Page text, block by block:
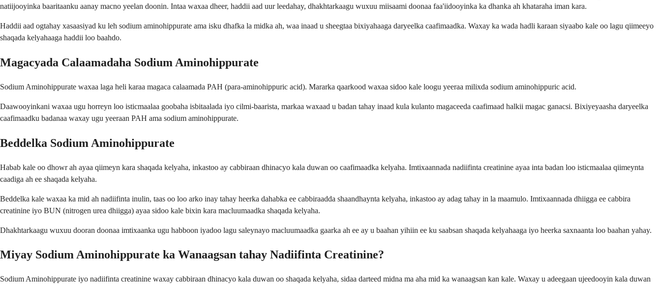
natiijooyinka baaritaanku aanay macno yeelan doonin. Intaa waxaa dheer, haddii aad uur leedahay, dhakhtarkaagu wuxuu miisaami doonaa faa'iidooyinka ka dhanka ah khataraha iman kara.
Haddii aad ogtahay xasaasiyad ku leh sodium aminohippurate ama isku dhafka la midka ah, waa inaad u sheegtaa bixiyahaaga daryeelka caafimaadka. Waxay ka wada hadli karaan siyaabo kale oo lagu qiimeeyo
shaqada kelyahaaga haddii loo baahdo.
Magacyada Calaamadaha Sodium Aminohippurate
Sodium Aminohippurate waxaa laga heli karaa magaca calaamada PAH (para-aminohippuric acid). Mararka qaarkood waxaa sidoo kale loogu yeeraa milixda sodium aminohippuric acid.
Daawooyinkani waxaa ugu horreyn loo isticmaalaa goobaha isbitaalada iyo cilmi-baarista, markaa waxaad u badan tahay inaad kula kulanto magaceeda caafimaad halkii magac ganacsi. Bixiyeyaasha daryeelka
caafimaadku badanaa waxay ugu yeeraan PAH ama sodium aminohippurate.
Beddelka Sodium Aminohippurate
Habab kale oo dhowr ah ayaa qiimeyn kara shaqada kelyaha, inkastoo ay cabbiraan dhinacyo kala duwan oo caafimaadka kelyaha. Imtixaannada nadiifinta creatinine ayaa inta badan loo isticmaalaa qiimeynta
caadiga ah ee shaqada kelyaha.
Beddelka kale waxaa ka mid ah nadiifinta inulin, taas oo loo arko inay tahay heerka dahabka ee cabbiraadda shaandhaynta kelyaha, inkastoo ay adag tahay in la maamulo. Imtixaannada dhiigga ee cabbira
creatinine iyo BUN (nitrogen urea dhiigga) ayaa sidoo kale bixin kara macluumaadka shaqada kelyaha.
Dhakhtarkaagu wuxuu dooran doonaa imtixaanka ugu habboon iyadoo lagu saleynayo macluumaadka gaarka ah ee ay u baahan yihiin ee ku saabsan shaqada kelyahaaga iyo heerka saxnaanta loo baahan yahay.
Miyay Sodium Aminohippurate ka Wanaagsan tahay Nadiifinta Creatinine?
Sodium Aminohippurate iyo nadiifinta creatinine waxay cabbiraan dhinacyo kala duwan oo shaqada kelyaha, sidaa darteed midna ma aha mid ka wanaagsan kan kale. Waxay u adeegaan ujeedooyin kala duwan